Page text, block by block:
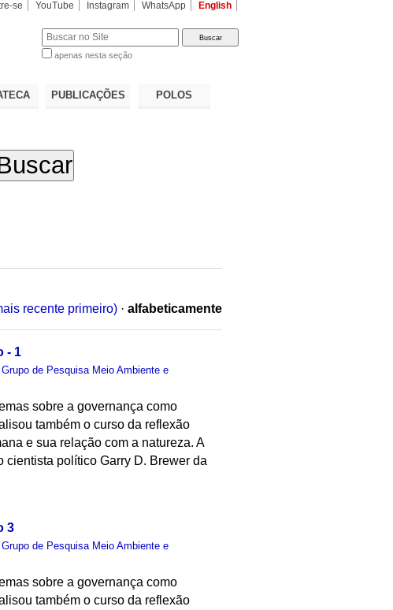
se YouTube Instagram WhatsApp English
apenas nesta seção
PUBLICAÇÕES POLOS
recente primeiro) · alfabeticamente
- 1
Grupo de Pesquisa Meio Ambiente e
sobre a governança como
também o curso da reflexão
e sua relação com a natureza. A
político Garry D. Brewer da
3
Grupo de Pesquisa Meio Ambiente e
sobre a governança como
também o curso da reflexão